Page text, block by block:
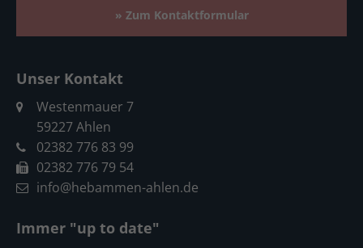
» Zum Kontaktformular
Unser Kontakt
Westenmauer 7
59227 Ahlen
02382 776 83 99
02382 776 79 54
info@hebammen-ahlen.de
Immer "up to date"